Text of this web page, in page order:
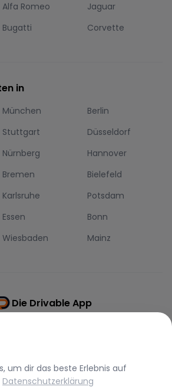
Alfa Romeo
Jaguar
Bugatti Corvette
in
München
Berlin
Stuttgart
Düsseldorf
Nürnberg
Hannover
Bremen
Bielefeld
Karlsruhe
Potsdam
Essen
Bonn
Wiesbaden Mainz
Die Drivable App
um dir das beste Erlebnis auf
Datenschutzerklärung